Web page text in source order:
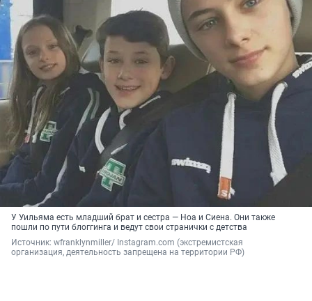
У Уильяма есть младший брат и сестра — Ноа и Сиена. Они также
пошли по пути блоггинга и ведут свои странички с детства
Источник: wfranklynmiller/ Instagram.com (экстремистская
организация, деятельность запрещена на территории РФ)